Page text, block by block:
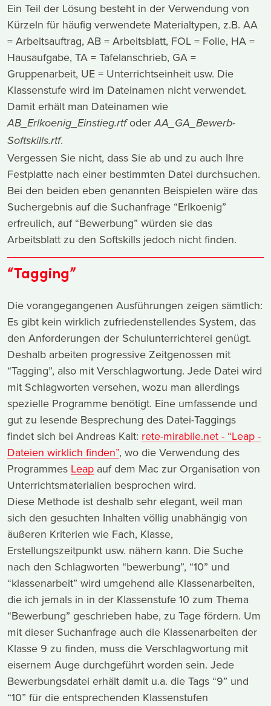
Ein Teil der Lösung besteht in der Verwendung von
Kürzeln für häufig verwendete Materialtypen, z.B. AA
= Arbeitsauftrag, AB = Arbeitsblatt, FOL = Folie, HA =
Hausaufgabe, TA = Tafelanschrieb, GA =
Gruppenarbeit, UE = Unterrichtseinheit usw. Die
Klassenstufe wird im Dateinamen nicht verwendet.
Damit erhält man Dateinamen wie
AB_Erlkoenig_Einstieg.rtfoderAA_GA_Bewerb-
Softskills.rtf.
Vergessen Sie nicht, dass Sie ab und zu auch Ihre
Festplatte nach einer bestimmten Datei durchsuchen.
Bei den beiden eben genannten Beispielen wäre das
Suchergebnis auf die Suchanfrage “Erlkoenig”
erfreulich, auf “Bewerbung” würden sie das
Arbeitsblatt zu den Softskills jedoch nicht finden.
“Tagging”
Die vorangegangenen Ausführungen zeigen sämtlich:
Es gibt kein wirklich zufriedenstellendes System, das
den Anforderungen der Schulunterrichterei genügt.
Deshalb arbeiten progressive Zeitgenossen mit
“Tagging”, also mit Verschlagwortung. Jede Datei wird
mit Schlagworten versehen, wozu man allerdings
spezielle Programme benötigt. Eine umfassende und
gut zu lesende Besprechung des Datei-Taggings
findet sich bei Andreas Kalt: rete-mirabile.net - “Leap -
Dateien wirklich finden”, wo die Verwendung des
Programmes Leap auf dem Mac zur Organisation von
Unterrichtsmaterialien besprochen wird.
Diese Methode ist deshalb sehr elegant, weil man
sich den gesuchten Inhalten völlig unabhängig von
äußeren Kriterien wie Fach, Klasse,
Erstellungszeitpunkt usw. nähern kann. Die Suche
nach den Schlagworten “bewerbung”, “10” und
“klassenarbeit” wird umgehend alle Klassenarbeiten,
die ich jemals in in der Klassenstufe 10 zum Thema
“Bewerbung” geschrieben habe, zu Tage fördern. Um
mit dieser Suchanfrage auch die Klassenarbeiten der
Klasse 9 zu finden, muss die Verschlagwortung mit
eisernem Auge durchgeführt worden sein. Jede
Bewerbungsdatei erhält damit u.a. die Tags “9” und
“10” für die entsprechenden Klassenstufen